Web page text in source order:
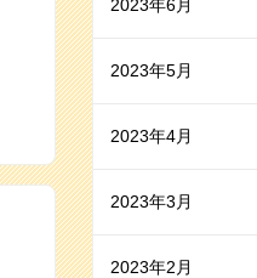
2023年6月
2023年5月
2023年4月
2023年3月
2023年2月